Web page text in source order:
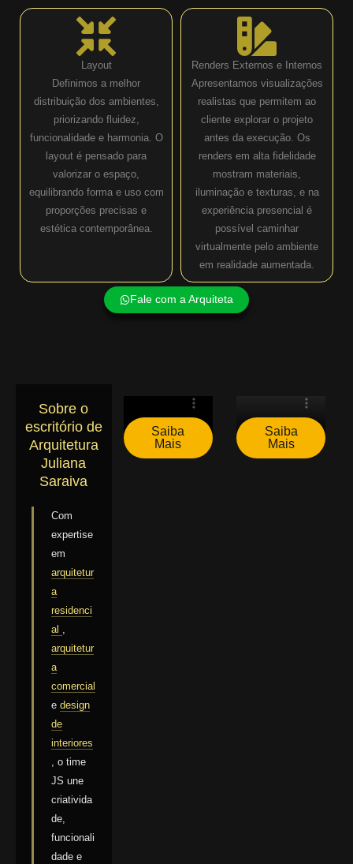
Layout
Definimos a melhor
distribuição dos ambientes,
priorizando fluidez,
funcionalidade e harmonia. O
layout é pensado para
valorizar o espaço,
equilibrando forma e uso com
proporções precisas e
estética contemporânea.
Renders Externos e Internos
Apresentamos visualizações
realistas que permitem ao
cliente explorar o projeto
antes da execução. Os
renders em alta fidelidade
mostram materiais,
iluminação e texturas, e na
experiência presencial é
possível caminhar
virtualmente pelo ambiente
em realidade aumentada.
Fale com a Arquiteta
Sobre o
escritório de
Arquitetura
Juliana
Saraiva
Com
expertise
em
arquitetur
a
residenci
al ,
arquitetur
a
comercial
e design
de
interiores
, o time
JS une
criativida
de,
funcionali
dade e
Saiba
Mais
Saiba
Mais